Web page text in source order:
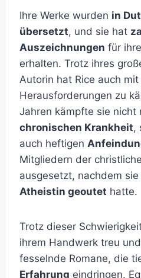
Ihre Werke wurden in
übersetzt, und sie hat
Auszeichnungen für
erhalten. Trotz ihres
Autorin hat Rice auch mit
Herausforderungen zu
Jahren kämpfte sie nicht
chronischen Krankheit,
auch heftigen
Mitgliedern der
ausgesetzt, nachdem sie
Atheistin geoutet hatte.
Trotz dieser
ihrem Handwerk treu
fesselnde Romane, die
Erfahrung eindringen.